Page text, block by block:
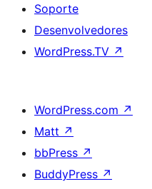
Soporte
Desenvolvedores
WordPress.TV ↗
WordPress.com ↗
Matt ↗
bbPress ↗
BuddyPress ↗